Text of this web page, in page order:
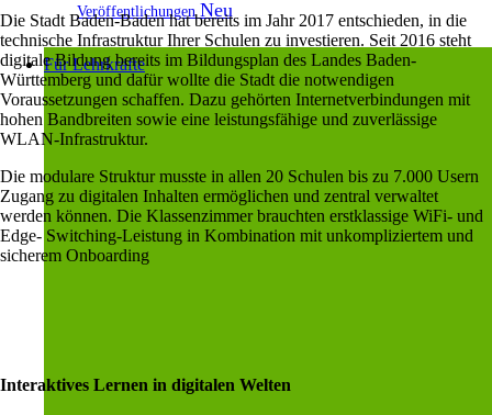
Veröffentlichungen
Für Lehrkräfte
Die Stadt Baden-Baden hat bereits im Jahr 2017 entschieden, in die
technische Infrastruktur Ihrer Schulen zu investieren. Seit 2016 steht
digitale Bildung bereits im Bildungsplan des Landes Baden-
Württemberg und dafür wollte die Stadt die notwendigen
Voraussetzungen schaffen. Dazu gehörten Internetverbindungen mit
hohen Bandbreiten sowie eine leistungsfähige und zuverlässige
WLAN-Infrastruktur.
Die modulare Struktur musste in allen 20 Schulen bis zu 7.000 Usern
Zugang zu digitalen Inhalten ermöglichen und zentral verwaltet
werden können. Die Klassenzimmer brauchten erstklassige WiFi- und
Edge- Switching-Leistung in Kombination mit unkompliziertem und
sicherem Onboarding
Interaktives Lernen in digitalen Welten